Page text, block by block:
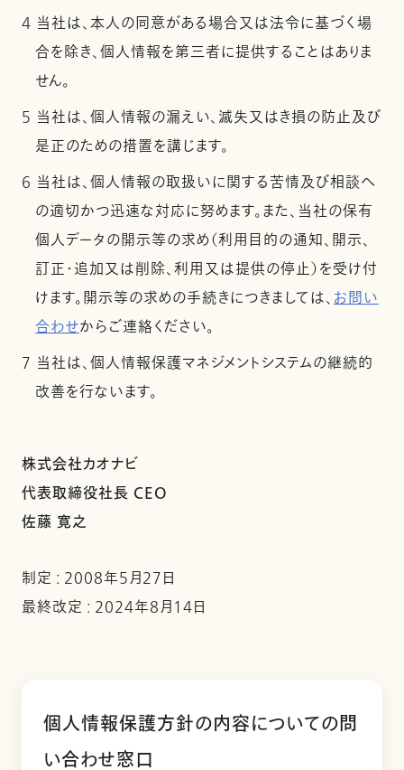
4 当社は、本人の同意がある場合又は法令に基づく場
合を除き、個人情報を第三者に提供することはありま
せん。
5 当社は、個人情報の漏えい、滅失又はき損の防止及び
是正のための措置を講じます。
6 当社は、個人情報の取扱いに関する苦情及び相談へ
の適切かつ迅速な対応に努めます。また、当社の保有
個人データの開示等の求め（利用目的の通知、開示、
訂正・追加又は削除、利用又は提供の停止）を受け付
けます。開示等の求めの手続きにつきましては、お問い
合わせからご連絡ください。
7 当社は、個人情報保護マネジメントシステムの継続的
改善を行ないます。
株式会社カオナビ
代表取締役社長 CEO
佐藤 寛之
制定 : 2008年5月27日
最終改定 : 2024年8月14日
個人情報保護方針の内容についての問
い合わせ窓口